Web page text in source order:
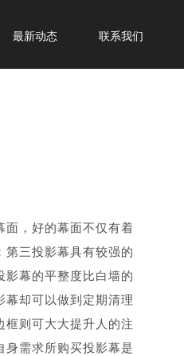
最新动态 联系我们
面，好的幕面不仅有着
三投影幕具有较强的
幕的平整度比白墙的
却可以做到定期清理
则可大大提升人的注
需求所购买投影幕是